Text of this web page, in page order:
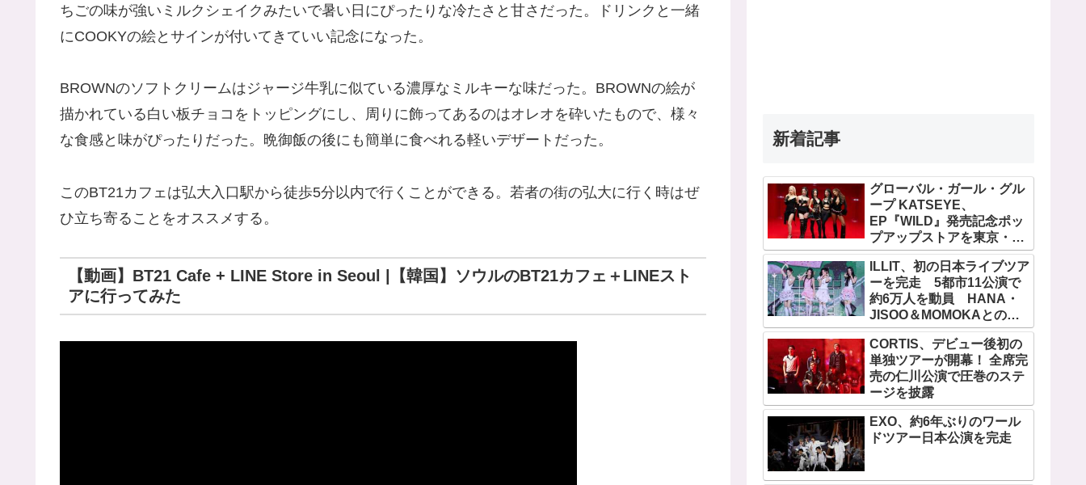
ちごの味が強いミルクシェイクみたいで暑い日にぴったりな冷たさと甘さだった。ドリンクと一緒
にCOOKYの絵とサインが付いてきていい記念になった。
BROWNのソフトクリームはジャージ牛乳に似ている濃厚なミルキーな味だった。BROWNの絵が
描かれている白い板チョコをトッピングにし、周りに飾ってあるのはオレオを砕いたもので、様々
な食感と味がぴったりだった。晩御飯の後にも簡単に食べれる軽いデザートだった。
このBT21カフェは弘大入口駅から徒歩5分以内で行くことができる。若者の街の弘大に行く時はぜ
ひ立ち寄ることをオススメする。
【動画】BT21 Cafe + LINE Store in Seoul |【韓国】ソウルのBT21カフェ＋LINEスト
アに行ってみた
新着記事
グローバル・ガール・グル
ープ KATSEYE、
EP『WILD』発売記念ポッ
プアップストアを東京・原
宿で開催 限定グッズも登
場ILLIT、初の日本ライブツア
ーを完走 5都市11公演で
約6万人を動員 HANA・
JISOO＆MOMOKAとのス
ペシャルコラボも実現
CORTIS、デビュー後初の
単独ツアーが開幕！ 全席完
売の仁川公演で圧巻のステ
ージを披露
EXO、約6年ぶりのワール
ドツアー日本公演を完走